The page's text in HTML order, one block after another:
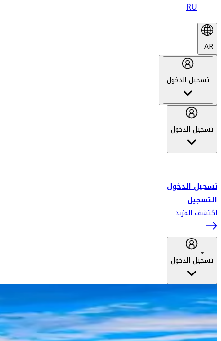
RU
AR
تسجيل الدخول
تسجيل الدخول
تسجيل الدخول
التسجيل
اكتشف المزيد
تسجيل الدخول